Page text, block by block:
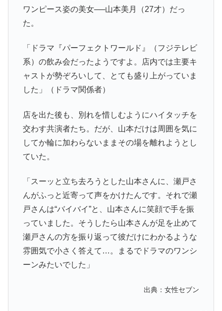
ワンピース姿の美女──山本美月（27才）だっ
た。
「ドラマ『パーフェクトワールド』（フジテレビ
系）の飲み会だったようですよ。店内では主要キ
ャストが勢ぞろいして、とても盛り上がっていま
した」（ドラマ関係者）
店を出た後も、別れを惜しむようにハイタッチを
交わす共演者たち。だが、山本だけは周囲を気に
してか輪に加わらないままその場を離れようとし
ていた。
「スーッと立ち去ろうとした山本さんに、瀬戸さ
んがふっと近寄って声をかけたんです。それで瀬
戸さんは“バイバイ”と、山本さんに笑顔で手を振
っていました。そうしたら山本さんが足を止めて
瀬戸さんの方を振り返って彼だけにわかるような
雰囲気で小さく答えて…。まるでドラマのワンシ
ーンみたいでした」
出典：女性セブン